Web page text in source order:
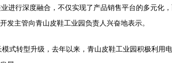
进行深度融合，不仅实现了产品销售平台的多元化
发主管向青山皮鞋工业园负责人兴奋地表示。
转型升级，去年以来，青山皮鞋工业园积极利用